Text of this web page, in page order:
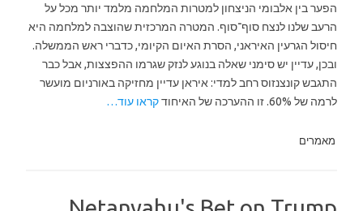
הפער בין אלבומי הניצחון למטרות המלחמה מלמד יותר מכל על
הרעב שלנו לנצח סוף־סוף. המטרה המרכזית שהוצבה למלחמה היא
חיסול הגרעין האיראני, הסרת האיום הקיומי, כדברי ראש הממשלה.
ובכן, עדיין יש סימני שאלה בנוגע לנזק שגרמו ההפצצות, אבל כבר
התגבש קונצנזוס רחב למדי: איראן עדיין מחזיקה באורניום מועשר
לרמה של 60%. זו ההערכה של האיחוד
קראו עוד…
מאמרים